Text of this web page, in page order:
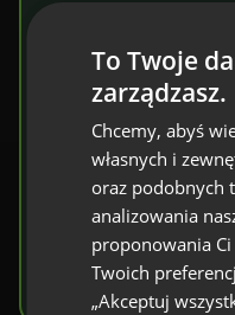
Zaproś swoich
lekcyjnej.
ułatwiających
weryfikację. Na
To Twoje
zarządzasz.
Chcemy, abyś
własnych i
oraz podobnych
analizowania
proponowania
Twoich
„Akceptuj